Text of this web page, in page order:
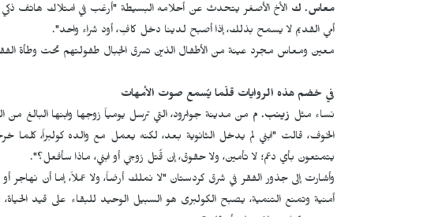
معاس. ك الأخ الأصغر يتحدث عن أحلامه البسيطة "أرغب في امتلاك هاتف
أمي القديم لا يسمح بذلك، إذا أصبح لدينا دخل كافٍ، أود شراء واحد".
معين ومعاس مجرد عينة من الأطفال الذين تسرق الجبال طفولتهم تحت وطأة
في خضم هذه الروايات قلّما يُسمع صوت الأمهات
نساء مثل زينب. م
الخوف، قالت "ابني لم يدخل الثانوية بعد، لكنه يعمل مع والده كولبراً،
يتمتعون بأي دعم؛ لا تأمين، ولا حقوق، إن قُتل زوجي أو ابني، ماذا سأفعل؟".
وأشارت إلى جذور الفقر في شرق كردستان "لا نملك أرضاً، ولا عملاً، إما أن نهاجر
أمنية وتمنع التنمية، يصبح الكولبری هو السبيل الوحيد للبقاء على قيد